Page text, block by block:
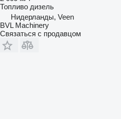
Топливо дизель
Нидерланды, Veen
BVL Machinery
Связаться с продавцом